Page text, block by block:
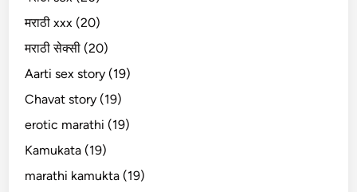
मराठी xxx (20)
मराठी सेक्सी (20)
Aarti sex story (19)
Chavat story (19)
erotic marathi (19)
Kamukata (19)
marathi kamukta (19)